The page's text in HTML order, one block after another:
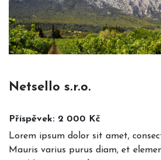
Netsello s.r.o.
Příspěvek: 2 000 Kč
Lorem ipsum dolor sit amet,
Mauris varius purus diam, et